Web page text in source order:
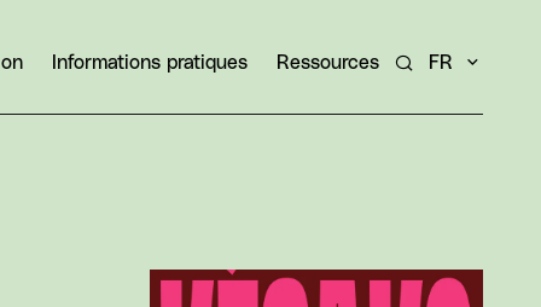
Informations pratiques Ressources Rechercher un
FR
Agrandir